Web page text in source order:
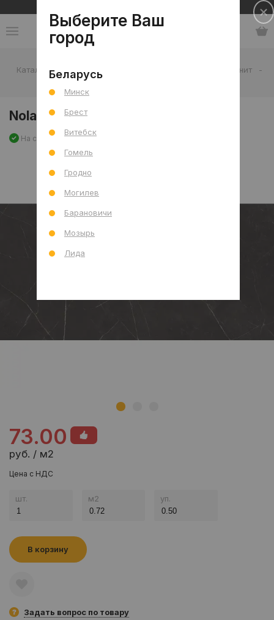
Каталог - Керамогранит
-
Nolana Black Mat NL-04 60x120 R
Nolana Black Mat NL-04 60x120 R
На складе Артикул: 0000027810
73.00
руб. / м2
Цена с НДС
шт. м2 уп.
В корзину
Задать вопрос по товару
Выберите Ваш
город
Беларусь
Минск
Брест
Витебск
Гомель
Гродно
Могилев
Барановичи
Мозырь
Лида